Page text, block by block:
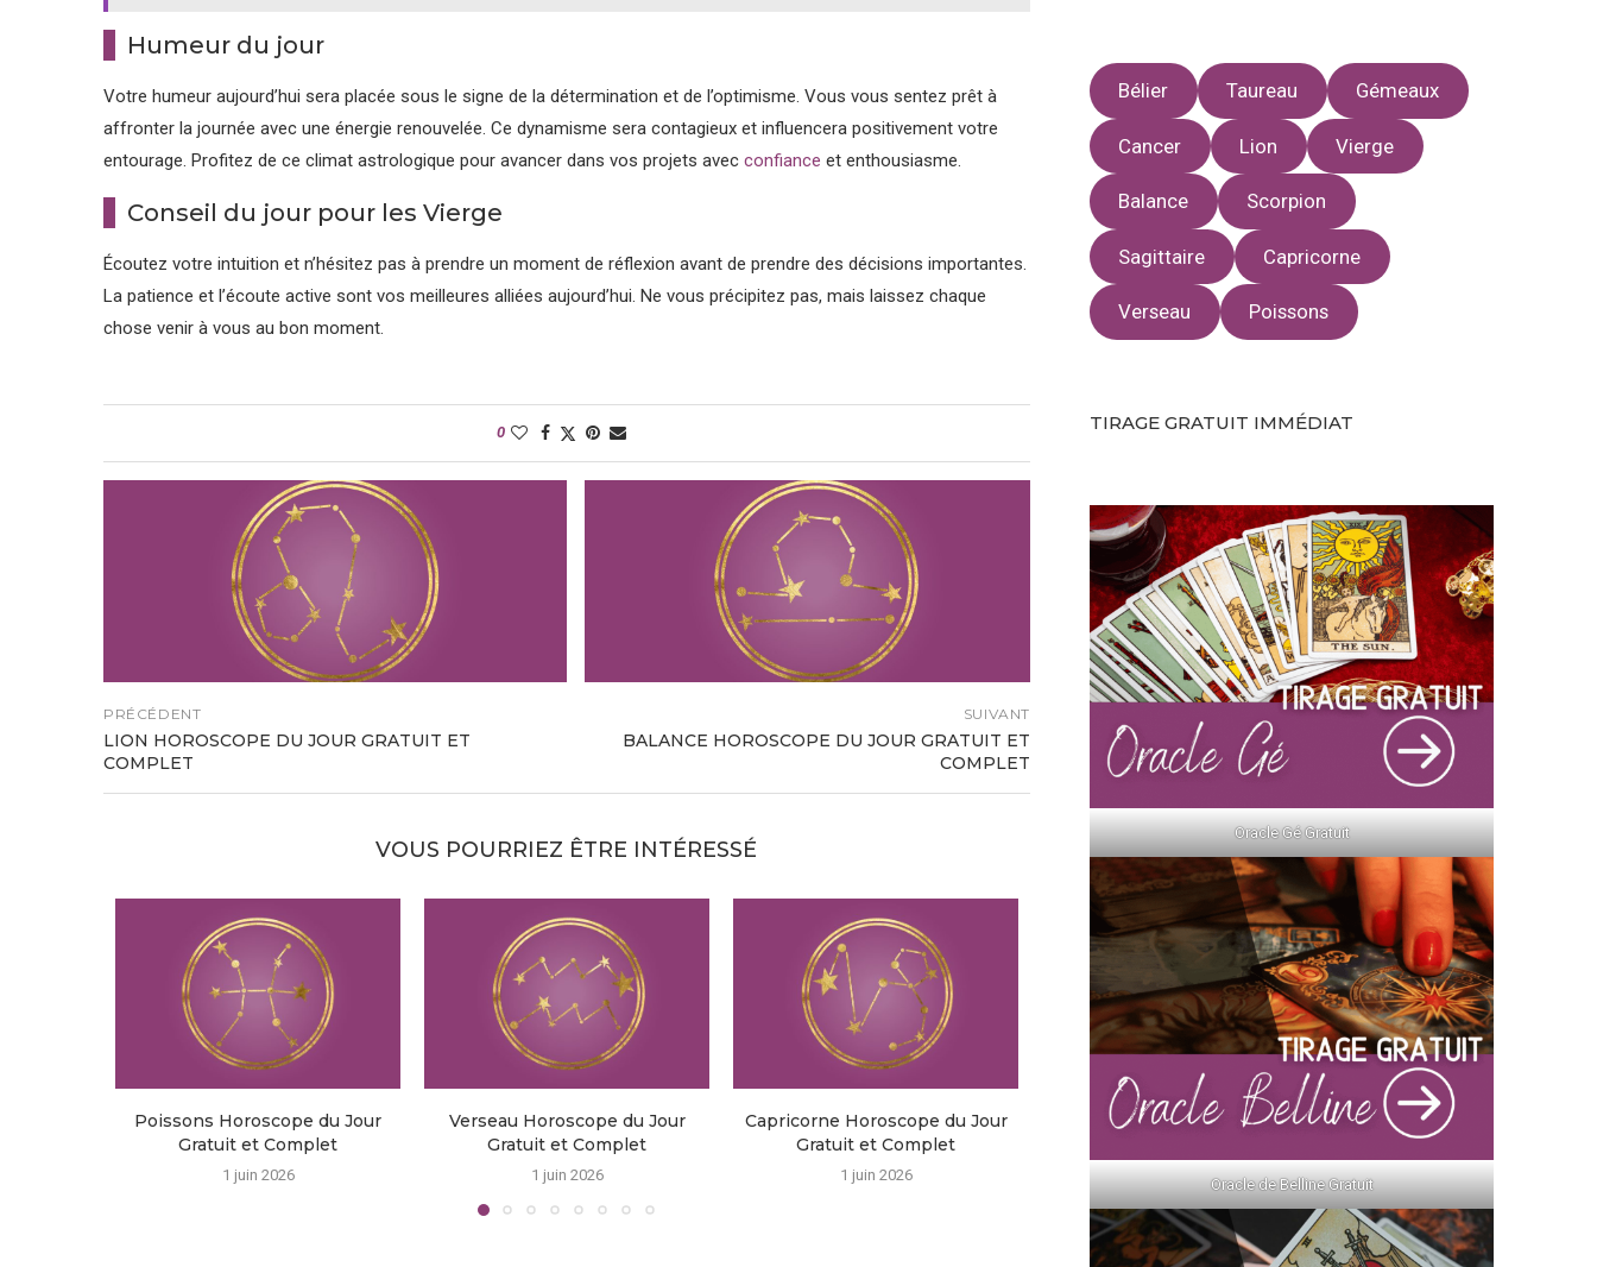
Humeur du jour
Votre humeur aujourd’hui sera placée sous le signe de la détermination et de l’optimisme. Vous vous sentez prêt à
affronter la journée avec une énergie renouvelée. Ce dynamisme sera contagieux et influencera positivement votre
entourage. Profitez de ce climat astrologique pour avancer dans vos projets avec confiance et enthousiasme.
Conseil du jour pour les Vierge
Écoutez votre intuition et n’hésitez pas à prendre un moment de réflexion avant de prendre des décisions importantes.
La patience et l’écoute active sont vos meilleures alliées aujourd’hui. Ne vous précipitez pas, mais laissez chaque
chose venir à vous au bon moment.
0
PRÉCÉDENT
LION HOROSCOPE DU JOUR GRATUIT ET
COMPLET
SUIVANT
BALANCE HOROSCOPE DU JOUR GRATUIT ET
COMPLET
VOUS POURRIEZ ÊTRE INTÉRESSÉ
Poissons Horoscope du Jour
Gratuit et Complet
1 juin 2026
Verseau Horoscope du Jour
Gratuit et Complet
1 juin 2026
Capricorne Horoscope du Jour
Gratuit et Complet
1 juin 2026
Sagittaire Horoscope du Jour
1 juin 2026
Scorpion Horoscope du
Gratuit et Complet
Bélier Taureau Gémeaux
Cancer Lion Vierge
Balance Scorpion
Sagittaire Capricorne
Verseau Poissons
TIRAGE GRATUIT IMMÉDIAT
Oracle Gé Gratuit
Oracle de Belline Gratuit